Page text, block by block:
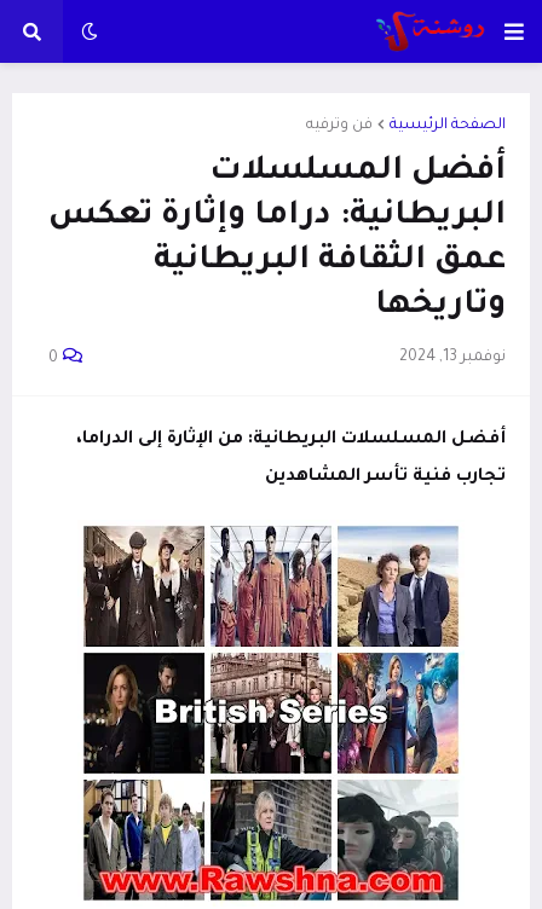
الصفحة الرئيسية فن وترفيه
أفضل المسلسلات
البريطانية: دراما وإثارة تعكس
عمق الثقافة البريطانية
وتاريخها
نوفمبر 13, 2024 0
أفضل المسلسلات البريطانية: من الإثارة إلى الدراما،
تجارب فنية تأسر المشاهدين